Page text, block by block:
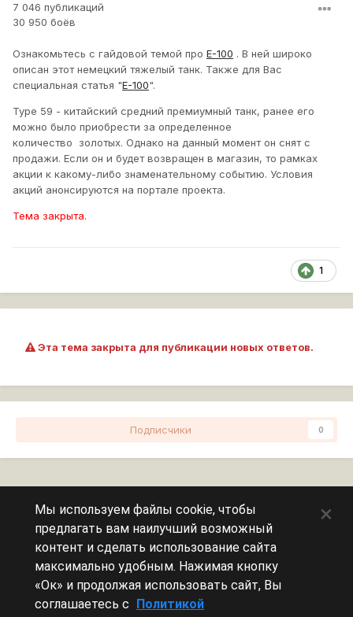
7 046 публикаций
30 950 боёв
Ознакомьтесь с гайдовой темой про Е-100 . В ней широко
описан этот немецкий тяжелый танк. Также для Вас
специальная статья "E-100".
Type 59 - китайский средний премиумный танк, ранее его
можно было приобрести за определенное
количество золотых. Однако на данный момент он снят с
продажи. Если он и будет возвращен в магазин, то рамках
акции к какому-либо знаменательному событию. Условия
акций анонсируются на портале проекта.
Тема закрыта.
1
Эта тема закрыта для публикации новых ответов.
Подписчики 0
Сейчас на странице
Эту страницу никто не просматривает.
Мы используем файлы cookie, чтобы
предлагать вам наилучший возможный
контент и сделать использование сайта
максимально удобным. Нажимая кнопку
«Ок» и продолжая использовать сайт, Вы
соглашаетесь с Политикой
×